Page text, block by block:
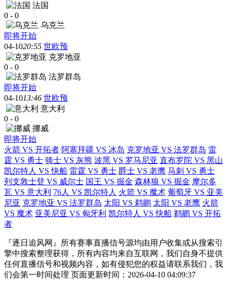
法国
0 - 0
乌克兰
即将开始
04-1020:55 世欧预
克罗地亚
0 - 0
法罗群岛
即将开始
04-1013:46 世欧预
意大利
0 - 0
挪威
即将开始
火箭 VS 开拓者 阿塞拜疆 VS 冰岛 克罗地亚 VS 法罗群岛 雷
霆 VS 勇士 骑士 VS 灰熊 波黑 VS 罗马尼亚 直布罗陀 VS 黑山
凯尔特人 VS 快船 雷霆 VS 勇士 爵士 VS 老鹰 马刺 VS 勇士
列支敦士登 VS 威尔士 国王 VS 掘金 森林狼 VS 掘金 摩尔多
瓦 VS 意大利 76人 VS 凯尔特人 火箭 VS 魔术 葡萄牙 VS 亚美
尼亚 克罗地亚 VS 法罗群岛 太阳 VS 鹈鹕 太阳 VS 老鹰 火箭
VS 魔术 亚美尼亚 VS 匈牙利 凯尔特人 VS 快船 鹈鹕 VS 开拓
者
『逐日追风网』所有赛事直播信号源均由用户收集或从搜索引
擎中搜索整理获得，所有内容均来自互联网，我们自身不提供
任何直播信号和视频内容，如有侵犯您的权益请联系我们，我
们会第一时间处理 页面更新时间：2026-04-10 04:09:37